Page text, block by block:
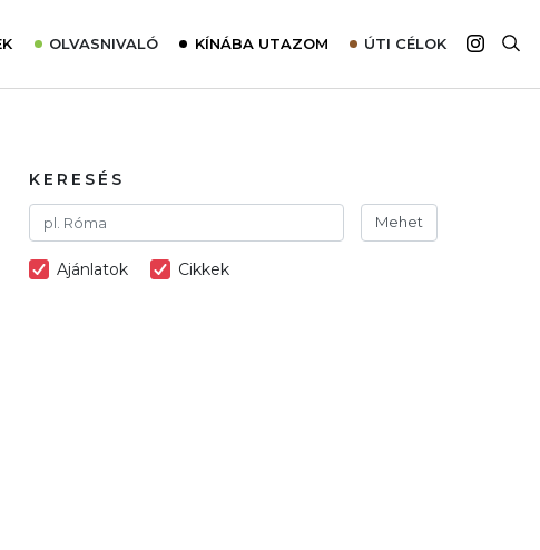
OLVASNIVALÓ
Interjú
Élménybeszámolók
KÍNÁBA UTAZOM ÚTI CÉLOK
Ausztrália
KERESÉS
Mehet
Ajánlatok Cikkek